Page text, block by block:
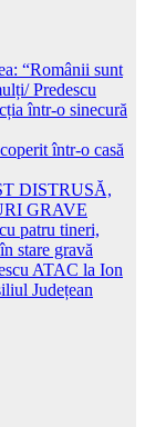
“Românii sunt
Predescu
într-o sinecură
într-o casă
DISTRUSĂ,
GRAVE
patru tineri,
stare gravă
ATAC la Ion
Județean